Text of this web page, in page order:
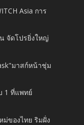
Asia การ
จัดโปรยิ่งใหญ่
มาสก์หน้าชุ่ม
1 ที่แพทย์
ม่ของไทย ริมฝั่ง